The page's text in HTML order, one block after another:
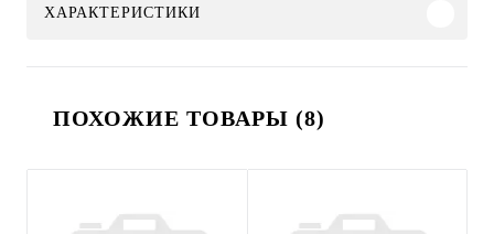
ХАРАКТЕРИСТИКИ
ПОХОЖИЕ ТОВАРЫ (8)